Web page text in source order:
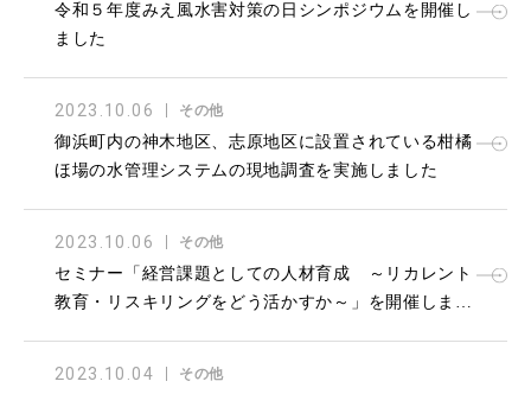
令和５年度みえ風水害対策の日シンポジウムを開催し
ました
2023.10.06 その他
御浜町内の神木地区、志原地区に設置されている柑橘
ほ場の水管理システムの現地調査を実施しました
2023.10.06 その他
セミナー「経営課題としての人材育成 ～リカレント
教育・リスキリングをどう活かすか～」を開催しまし
2023.10.04 その他